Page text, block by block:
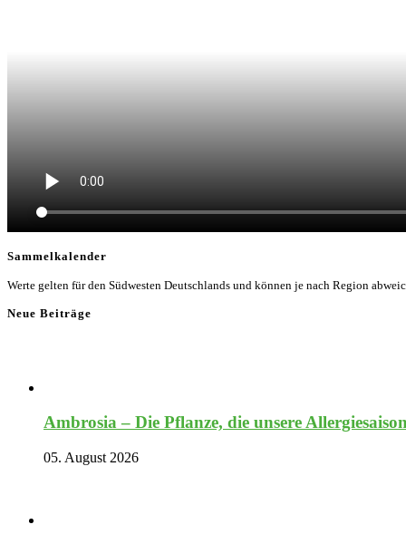
Sammelkalender
Werte gelten für den Südwesten Deutschlands und können je nach Region
Neue Beiträge
Ambrosia – Die Pflanze, die unsere
05. August 2026